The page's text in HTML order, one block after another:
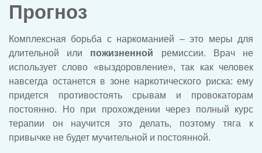
Прогноз
Комплексная борьба с наркоманией – это меры для
длительной или пожизненной ремиссии. Врач не
использует слово «выздоровление», так как человек
навсегда останется в зоне наркотического риска: ему
придется противостоять срывам и провокаторам
постоянно. Но при прохождении через полный курс
терапии он научится это делать, поэтому тяга к
привычке не будет мучительной и постоянной.